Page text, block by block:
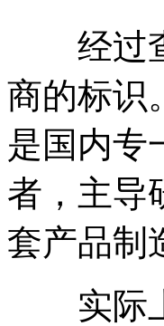
经过查
商的标识
是国内专
者，主导
套产品制
实际上